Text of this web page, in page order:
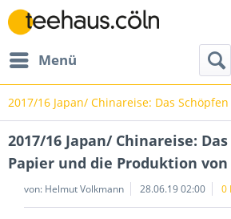
Menü
2017/16 Japan/ Chinareise: Das
2017/16 Japan/ Chinareise:
Papier und die Produktion von
von: Helmut Volkmann 28.06.19 02:00 0